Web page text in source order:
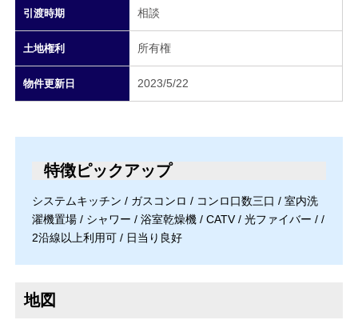
引渡時期 相談
土地権利 所有権
物件更新日 2023/5/22
特徴ピックアップ
システムキッチン / ガスコンロ / コンロ口数三口 / 室内洗
濯機置場 / シャワー / 浴室乾燥機 / CATV / 光ファイバー / /
2沿線以上利用可 / 日当り良好
地図